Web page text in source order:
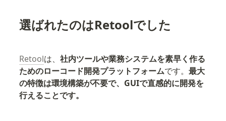
選ばれたのはRetoolでした
Retoolは、 社内ツールや業務システムを素早く作る
ためのローコード開発プラットフォームです。 最大
の特徴は環境構築が不要で、GUIで直感的に開発を
行えることです。